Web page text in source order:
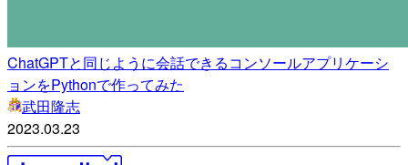
ChatGPTと同じように会話できるコンソールアプリケーシ
ョンをPythonで作ってみた
武田隆志
2023.03.23